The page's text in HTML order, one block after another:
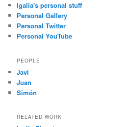
Igalia's personal stuff
Personal Gallery
Personal Twitter
Personal YouTube
PEOPLE
Javi
Juan
Simón
RELATED WORK